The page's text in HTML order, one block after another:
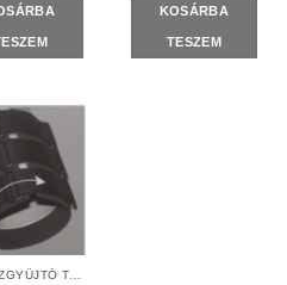
KOSÁRBA
TESZEM
ESŐVÍZGYŰJTŐ TARTÁLYOK KIEGÉSZÍTŐI